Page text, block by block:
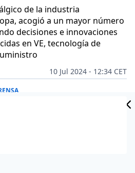
de la industria
acogió a un mayor número
decisiones e innovaciones
en VE, tecnología de
10 Jul 2024 - 12:34 CET